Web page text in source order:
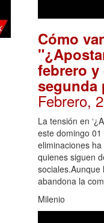
Cómo
febrero
segunda
Febrero,
La tensión en
este domingo
eliminaciones
quienes siguen
abandona la
Milenio